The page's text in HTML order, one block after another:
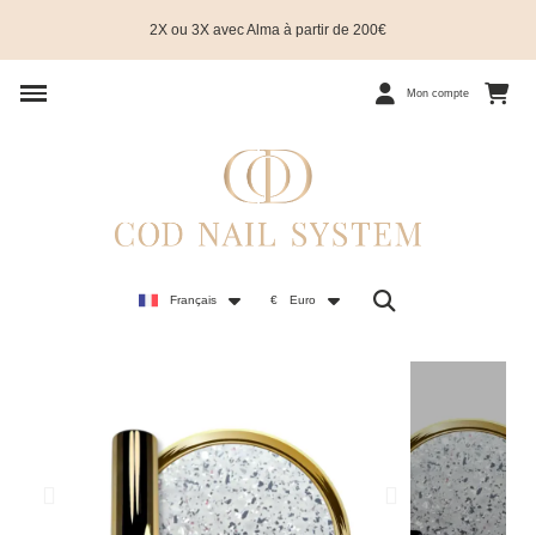
2X ou 3X avec Alma à partir de 200€
Mon compte
Français € Euro